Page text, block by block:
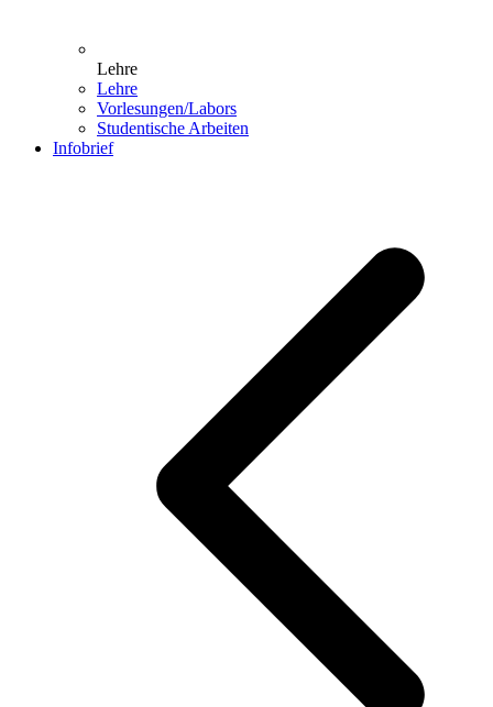
Lehre
Lehre
Vorlesungen/Labors
Studentische Arbeiten
Infobrief